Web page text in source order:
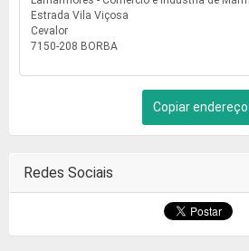
Copiar endereço
Redes Sociais